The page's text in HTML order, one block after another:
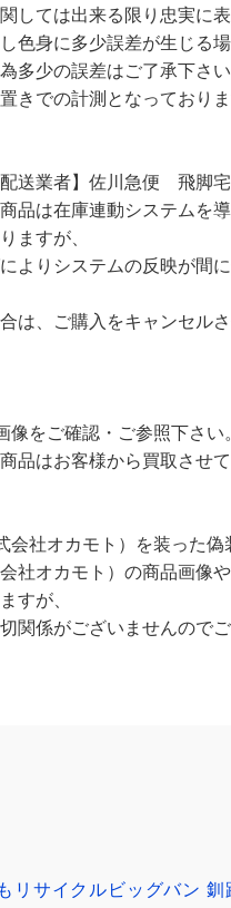
しては出来る限り忠実に
色身に多少誤差が生じる
多少の誤差はご了承下さい
きでの計測となっておりま
配送業者】佐川急便 飛脚
商品は在庫連動システムを
ますが、
よりシステムの反映が間
は、ご購入をキャンセル
像をご確認・ご参照下さい。
品はお客様から買取させ
会社オカモト）を装った
社オカモト）の商品画像
すが、
関係がございませんのでご
リサイクルビッグバン